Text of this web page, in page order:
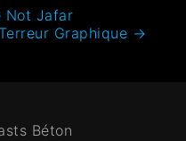
Not Jafar
Graphique →
Béton